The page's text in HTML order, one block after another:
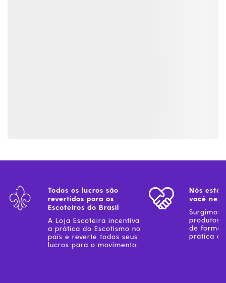
Todos os lucros são
revertidos para os
Escoteiros do Brasil
A Loja Escoteira incentiva
a prática do Escotismo no
país e reverte todos seus
lucros para o movimento.
Nós
você
Surgimos
produtos
de forma
prática